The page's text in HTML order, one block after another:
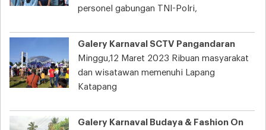
personel gabungan TNI-Polri,
Galery Karnaval SCTV Pangandaran
Minggu,12 Maret 2023 Ribuan masyarakat
dan wisatawan memenuhi Lapang
Katapang
Galery Karnaval Budaya & Fashion On